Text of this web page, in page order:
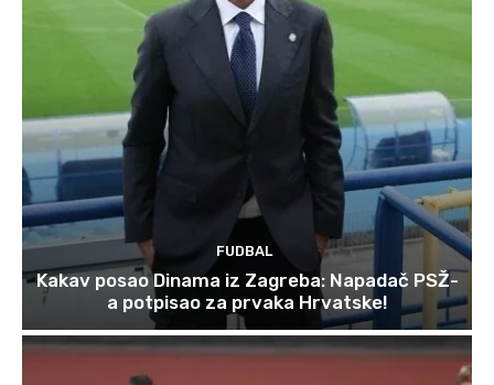
FUDBAL
Kakav posao Dinama iz Zagreba: Napadač PSŽ-
a potpisao za prvaka Hrvatske!